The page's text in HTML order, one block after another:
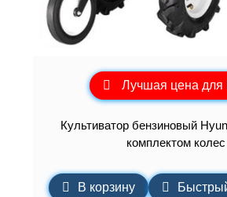
Лучшая цена для
Культиватор бензиновый
комплектом колес
В корзину